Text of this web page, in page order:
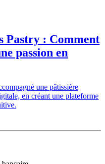
Pastry : Comment
passion en
une pâtissière
en créant une plateforme